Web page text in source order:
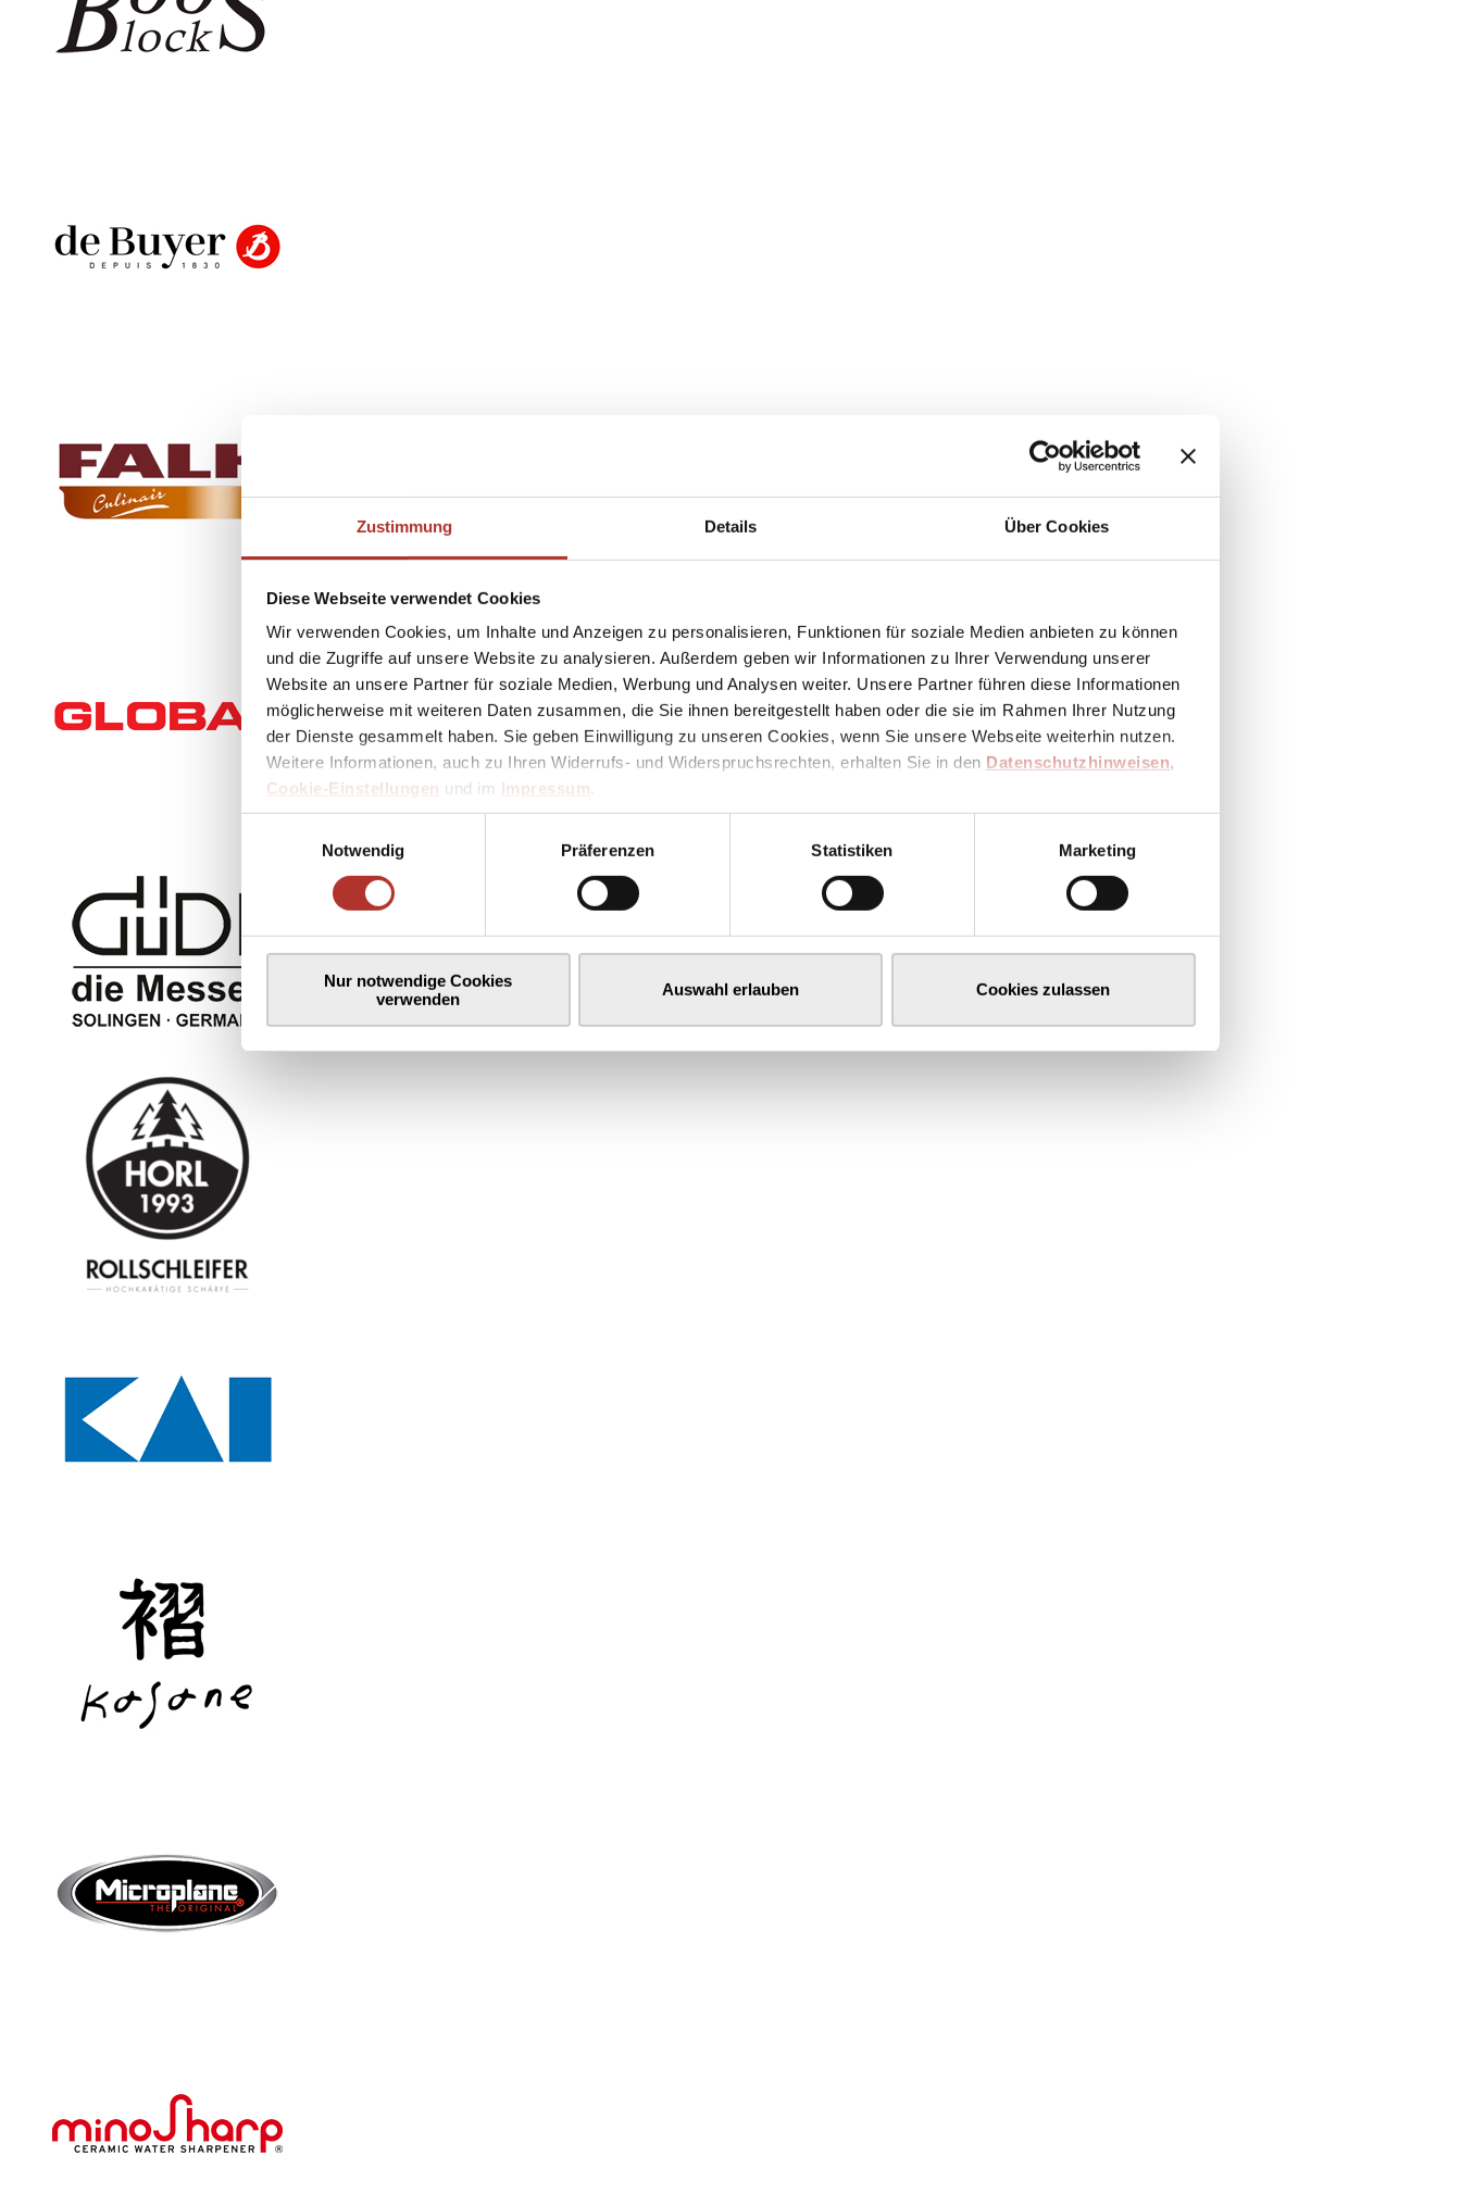
Zustimmung Details Über Cookies
Diese Webseite verwendet Cookies
Wir verwenden Cookies, um Inhalte und Anzeigen zu personalisieren, Funktionen für soziale Medien anbieten zu können
und die Zugriffe auf unsere Website zu analysieren. Außerdem geben wir Informationen zu Ihrer Verwendung unserer
Website an unsere Partner für soziale Medien, Werbung und Analysen weiter. Unsere Partner führen diese Informationen
möglicherweise mit weiteren Daten zusammen, die Sie ihnen bereitgestellt haben oder die sie im Rahmen Ihrer Nutzung
der Dienste gesammelt haben. Sie geben Einwilligung zu unseren Cookies, wenn Sie unsere Webseite weiterhin nutzen.
Weitere Informationen, auch zu Ihren Widerrufs- und Widerspruchsrechten, erhalten Sie in den Datenschutzhinweisen,
Cookie-Einstellungen und im Impressum
Notwendig
Präferenzen Statistiken Marketing
Nur notwendige Cookies
verwenden
Auswahl erlauben Cookies zulassen